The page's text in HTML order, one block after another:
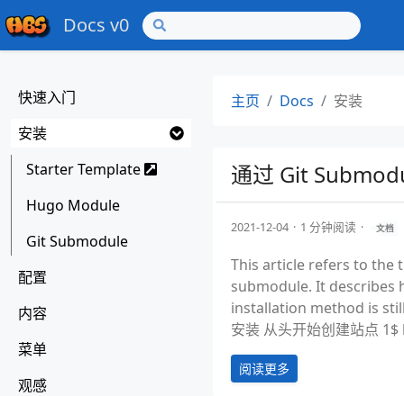
Docs v0
快速入门
安装
Starter Template
Hugo Module
Git Submodule
配置
内容
菜单
观感
主页 Docs 安装
通过 Git
2021-12-04 1 分钟阅读 文档
This article refers to the
submodule. It describes
installation method is
安装 从头开始创建站点
阅读更多